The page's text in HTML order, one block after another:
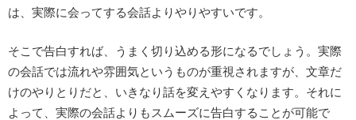
は、実際に会ってする会話よりやりやすいです。
そこで告白すれば、うまく切り込める形になるでしょう。実際
の会話では流れや雰囲気というものが重視されますが、文章だ
けのやりとりだと、いきなり話を変えやすくなります。それに
よって、実際の会話よりもスムーズに告白することが可能で